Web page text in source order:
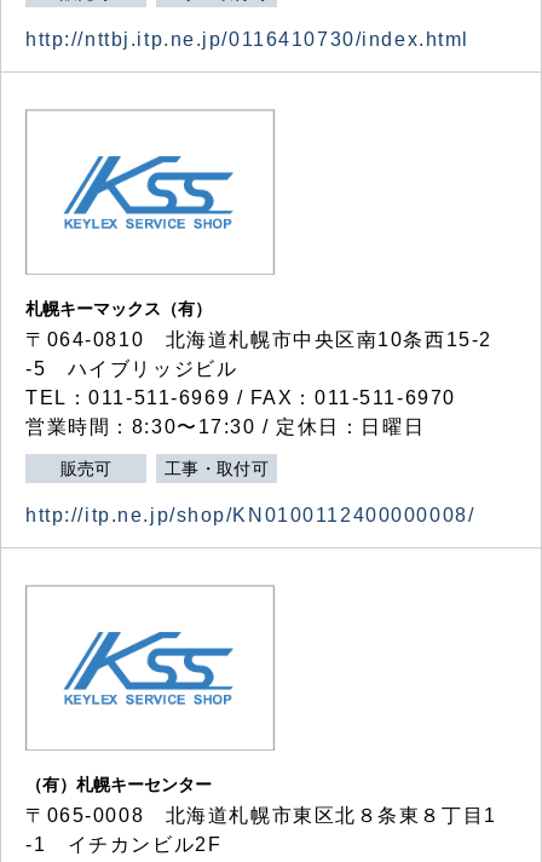
http://nttbj.itp.ne.jp/0116410730/index.html
札幌キーマックス（有）
〒064-0810 北海道札幌市中央区南10条西15-2
-5 ハイブリッジビル
TEL：011-511-6969 / FAX：011-511-6970
営業時間：8:30〜17:30 / 定休日：日曜日
販売可 工事・取付可
http://itp.ne.jp/shop/KN0100112400000008/
（有）札幌キーセンター
〒065-0008 北海道札幌市東区北８条東８丁目1
-1 イチカンビル2F